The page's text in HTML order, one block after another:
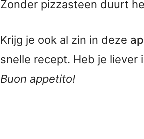
Zonder pizzasteen duurt
Krijg je ook al zin in deze
snelle recept. Heb je liever
Buon appetito!